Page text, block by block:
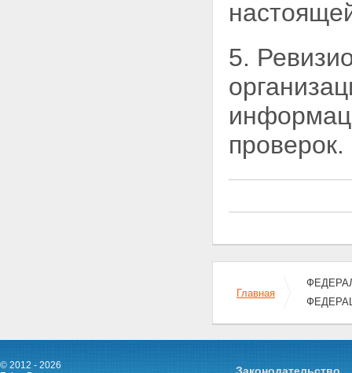
5.
проверок.
Главная
© 2012 - 2026